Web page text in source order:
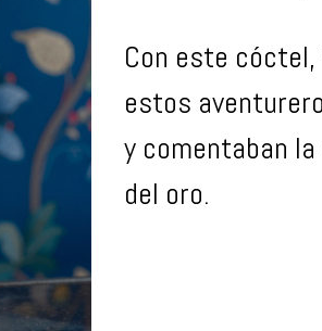
Con este
estos
y comentaban
del oro.